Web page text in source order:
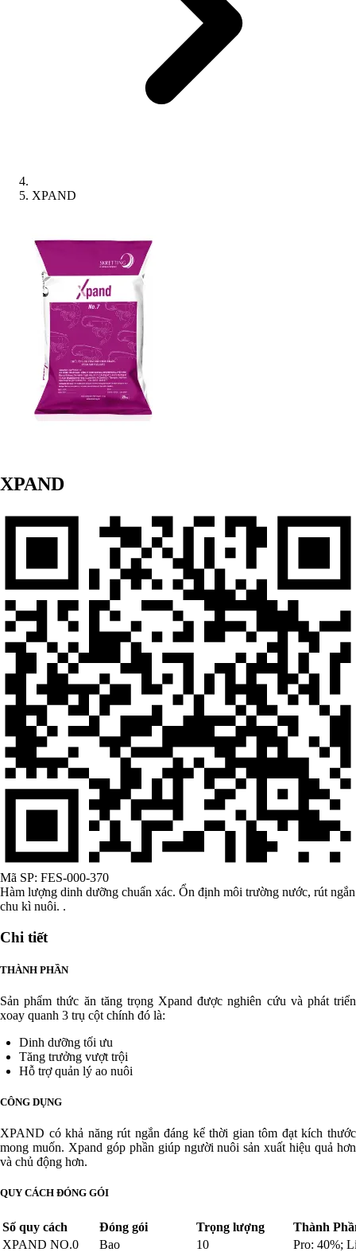
XPAND
XPAND
Mã SP: FES-000-370
Hàm lượng dinh dưỡng chuẩn xác. Ổn định môi trường nước, rút ngắn
chu kì nuôi. .
Chi tiết
THÀNH PHẦN
Sản phẩm thức ăn tăng trọng Xpand được nghiên cứu và phát triển
xoay quanh 3 trụ cột chính đó là:
Dinh dưỡng tối ưu
Tăng trưởng vượt trội
Hỗ trợ quản lý ao nuôi
CÔNG DỤNG
XPAND có khả năng rút ngắn đáng kể thời gian tôm đạt kích thước
mong muốn. Xpand góp phần giúp người nuôi sản xuất hiệu quả hơn
và chủ động hơn.
QUY CÁCH ĐÓNG GÓI
Số quy cách Đóng gói Trọng lượng
Thành
XPAND NO.0
Bao 10
Pro: 40%;